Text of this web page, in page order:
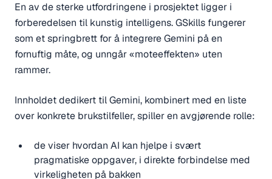
En av de sterke utfordringene i prosjektet ligger i
forberedelsen til kunstig intelligens. GSkills fungerer
som et springbrett for å integrere Gemini på en
fornuftig måte, og unngår «moteeffekten» uten
rammer.
Innholdet dedikert til Gemini, kombinert med en liste
over konkrete brukstilfeller, spiller en avgjørende rolle:
de viser hvordan AI kan hjelpe i svært
pragmatiske oppgaver, i direkte forbindelse med
virkeligheten på bakken